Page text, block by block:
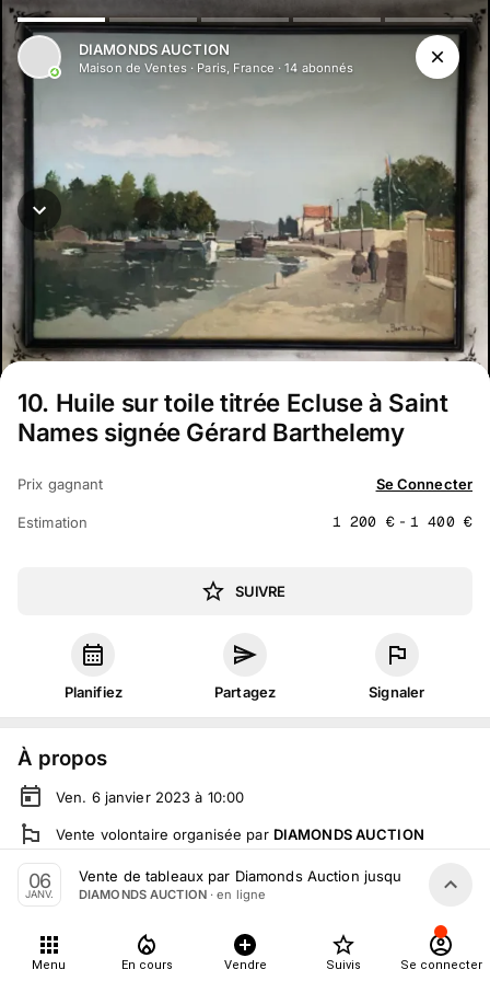
DIAMONDS AUCTION
Maison de Ventes· Paris, France ·14 abonnés
10. Huile sur toile titrée Ecluse à Saint
Names signée Gérard Barthelemy
Prix gagnant Se Connecter
Estimation 1 200 €- 1 400 €
SUIVRE
Planifiez Partagez Signaler
À propos
Ven. 6 janvier 2023 à 10:00
Vente volontaire organisée par DIAMONDS AUCTION
En lignesur drouot.com
Tout le monde peut participer
06
JANV.
Vente de tableaux par Diamonds Auction jusqu'au 6
DIAMONDS AUCTION· en ligne
Menu En cours Vendre Suivis Se connecter